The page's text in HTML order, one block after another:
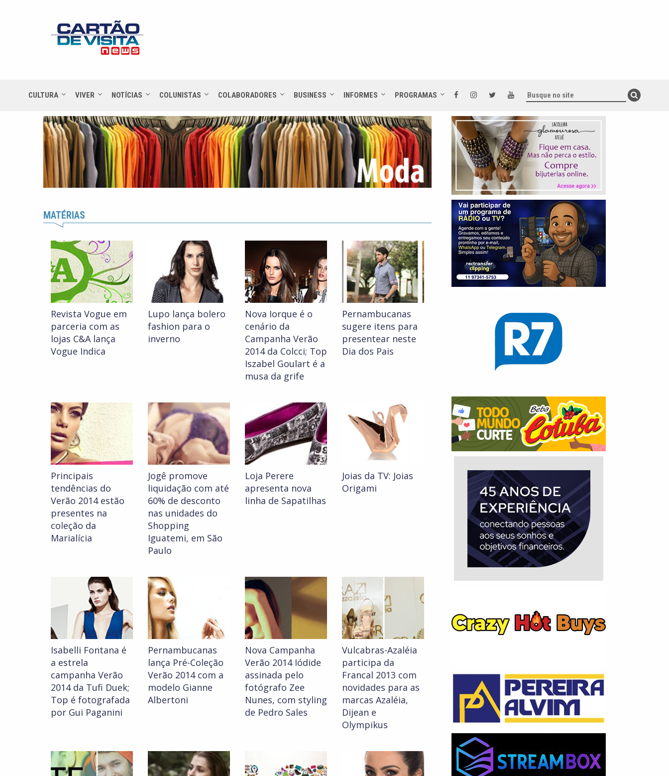
CULTURA VIVER NOTÍCIAS COLUNISTAS COLABORADORES BUSINESS INFORMES PROGRAMAS
MATÉRIAS
Revista Vogue em
parceria com as
lojas C&A lança
Vogue Indica
Lupo lança bolero
fashion para o
inverno
Nova Iorque é o
cenário da
Campanha Verão
2014 da Colcci; Top
Iszabel Goulart é a
musa da grife
Pernambucanas
sugere itens para
presentear neste
Dia dos Pais
Principais
tendências do
Verão 2014 estão
presentes na
coleção da
Marialícia
Jogê promove
liquidação com até
60% de desconto
nas unidades do
Shopping
Iguatemi, em São
Paulo
Loja Perere
apresenta nova
linha de Sapatilhas
Joias da TV: Joias
Origami
Isabelli Fontana é
a estrela
campanha Verão
2014 da Tufi Duek;
Top é fotografada
por Gui Paganini
Pernambucanas
lança Pré-Coleção
Verão 2014 com a
modelo Gianne
Albertoni
Nova Campanha
Verão 2014 Iódide
assinada pelo
fotógrafo Zee
Nunes, com styling
de Pedro Sales
Vulcabras-Azaléia
participa da
Francal 2013 com
novidades para as
marcas Azaléia,
Dijean e
Olympikus